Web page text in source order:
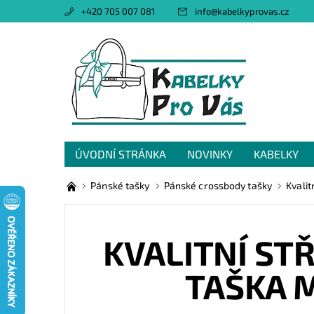
+420 705 007 081 info@kabelkyprovas.cz
ÚVODNÍ STRÁNKA NOVINKY
KABELKY
OBCHODNÍ PODMÍNKY
GDPR NAPIŠTE
Pánské tašky Pánské crossbody tašky
KVALITNÍ
TAŠKA